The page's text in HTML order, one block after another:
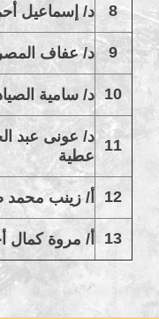
8 د/ إسماعيل
9 د/ عفاف
10 د/ سامية
11
د/ عونى عبد
عطية
12 أ/ زينب
13 أ/ مروة كمال